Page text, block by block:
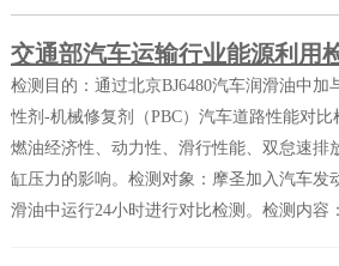
检测目的：通过北京BJ6480汽车润滑油中加
性剂-机械修复剂（PBC）汽车道路性能对
燃油经济性、动力性、滑行性能、双怠速排
缸压力的影响。检测对象：摩圣加入汽车发
滑油中运行24小时进行对比检测。检测内容